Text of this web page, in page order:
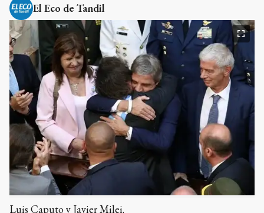
El Eco de Tandil
Luis Caputo y Javier Milei.